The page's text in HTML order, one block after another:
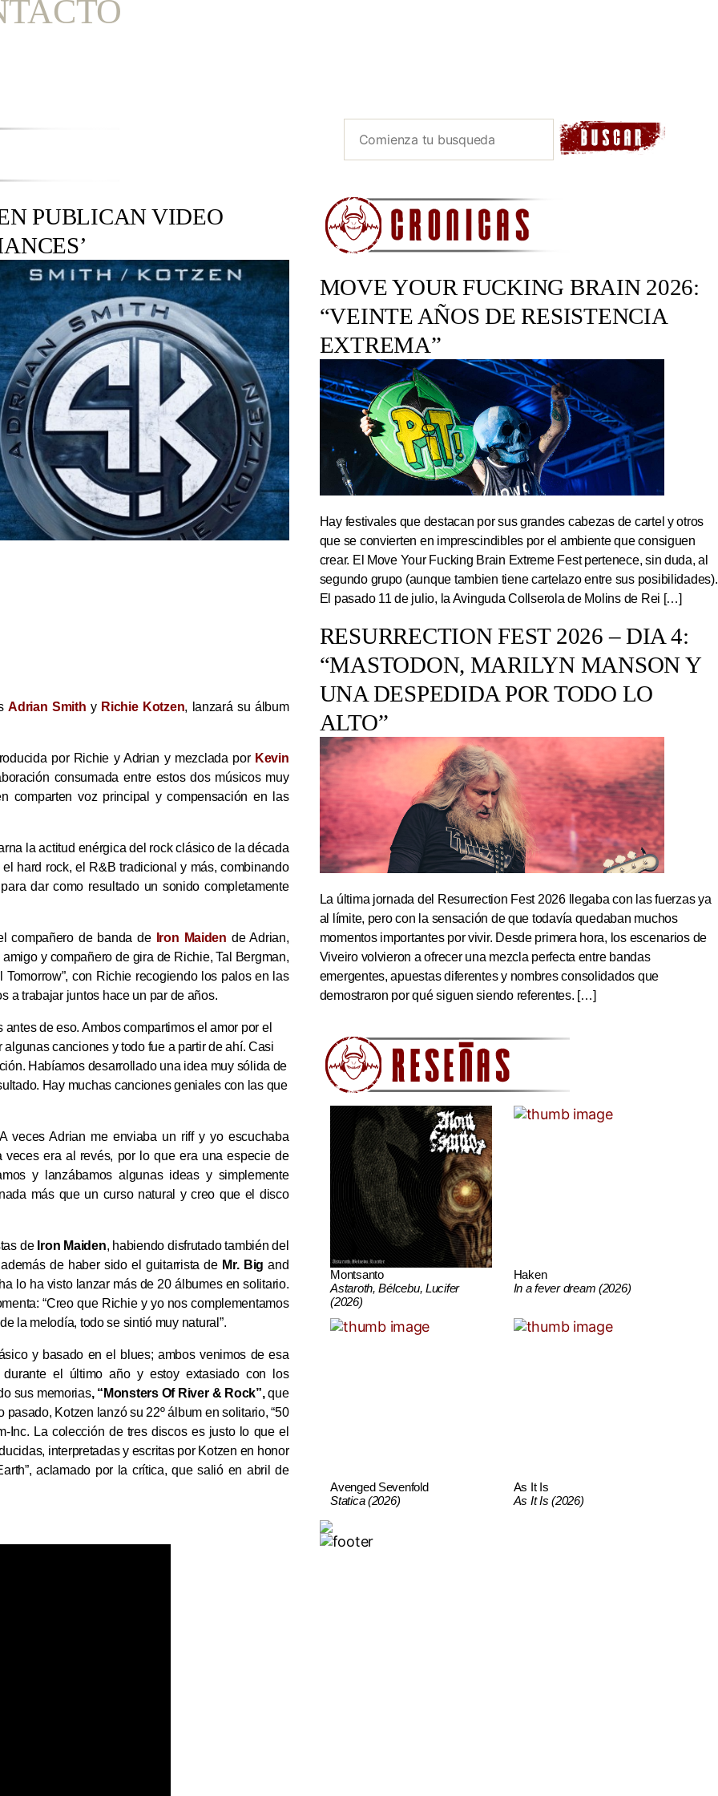
PUBLICAN VIDEO
Adrian Smith y Richie Kotzen, lanzará su álbum
por Richie y Adrian y mezclada por Kevin
consumada entre estos dos músicos muy
comparten voz principal y compensación en las
la actitud enérgica del rock clásico de la década
hard rock, el R&B tradicional y más, combinando
dar como resultado un sonido completamente
compañero de banda deIron Maiden de Adrian,
y compañero de gira de Richie, Tal Bergman,
Tomorrow”, con Richie recogiendo los palos en las
a trabajar juntos hace un par de años.
de eso. Ambos compartimos el amor por el
canciones y todo fue a partir de ahí. Casi
Habíamos desarrollado una idea muy sólida de
Hay muchas canciones geniales con las que
veces Adrian me enviaba un riff y yo escuchaba
era al revés, por lo que era una especie de
y lanzábamos algunas ideas y simplemente
más que un curso natural y creo que el disco
de Iron Maiden, habiendo disfrutado también del
de haber sido el guitarrista de Mr. Big and
lo ha visto lanzar más de 20 álbumes en solitario.
“Creo que Richie y yo nos complementamos
la melodía, todo se sintió muy natural”.
y basado en el blues; ambos venimos de esa
el último año y estoy extasiado con los
sus memorias, “Monsters Of River & Rock”,que
pasado, Kotzen lanzó su 22º álbum en solitario, “50
Inc. La colección de tres discos es justo lo que el
interpretadas y escritas por Kotzen en honor
aclamado por la crítica, que salió en abril de
MOVE YOUR FUCKING BRAIN 2026:
“VEINTE AÑOS DE RESISTENCIA
EXTREMA”
Hay festivales que destacan por sus grandes cabezas de cartel y otros
que se convierten en imprescindibles por el ambiente que consiguen
crear. El Move Your Fucking Brain Extreme Fest pertenece, sin duda, al
segundo grupo (aunque tambien tiene cartelazo entre sus posibilidades).
El pasado 11 de julio, la Avinguda Collserola de Molins de Rei […]
RESURRECTION FEST 2026 – DIA 4:
“MASTODON, MARILYN MANSON Y
UNA DESPEDIDA POR TODO LO
ALTO”
La última jornada del Resurrection Fest 2026 llegaba con las fuerzas ya
al límite, pero con la sensación de que todavía quedaban muchos
momentos importantes por vivir. Desde primera hora, los escenarios de
Viveiro volvieron a ofrecer una mezcla perfecta entre bandas
emergentes, apuestas diferentes y nombres consolidados que
demostraron por qué siguen siendo referentes. […]
Montsanto
Astaroth, Bélcebu, Lucifer
(2026)
Haken
In a fever dream (2026)
Avenged Sevenfold
Statica (2026)
As It Is
As It Is (2026)